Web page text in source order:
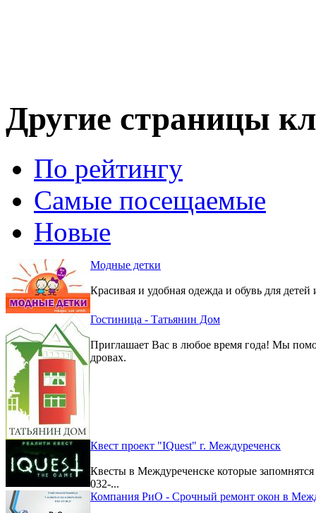
Другие страницы
По рейтингу
Самые посещаемые
Новые
Модные детки
Красивая и удобная одежда и обувь для детей
Гостиница - Татьянин Дом
Приглашает Вас в любое время года! Мы
дровах.
Квест проект "IQuest" г. Междуреченск
Квесты в Междуреченске которые
032-...
Компания РиО - Срочный ремонт окон в